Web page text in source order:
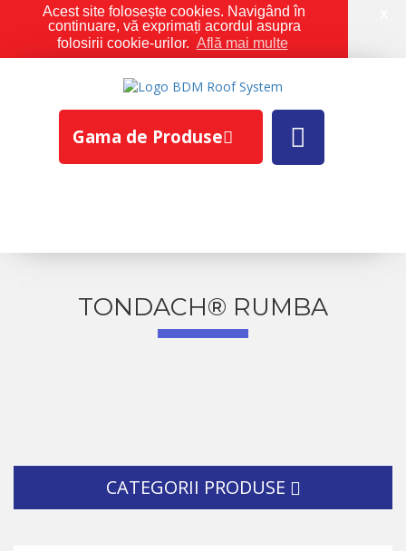
Acest site folosește cookies. Navigând în
continuare, vă exprimați acordul asupra
folosirii cookie-urilor. Află mai multe
Gama de Produse
TONDACH® RUMBA
CATEGORII PRODUSE